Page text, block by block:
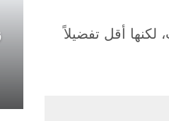
أقل تفضيلاً